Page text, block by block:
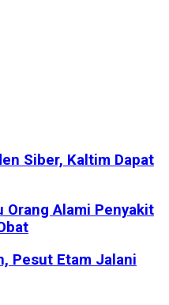
Siber, Kaltim Dapat
Orang Alami Penyakit
Pesut Etam Jalani